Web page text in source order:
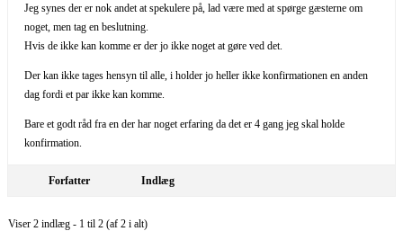
Jeg synes der er nok andet at spekulere på, lad være med at spørge gæsterne om
noget, men tag en beslutning.
Hvis de ikke kan komme er der jo ikke noget at gøre ved det.
Der kan ikke tages hensyn til alle, i holder jo heller ikke konfirmationen en anden
dag fordi et par ikke kan komme.
Bare et godt råd fra en der har noget erfaring da det er 4 gang jeg skal holde
konfirmation.
Forfatter Indlæg
Viser 2 indlæg - 1 til 2 (af 2 i alt)